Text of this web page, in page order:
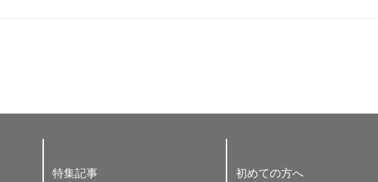
特集記事 初めての方へ